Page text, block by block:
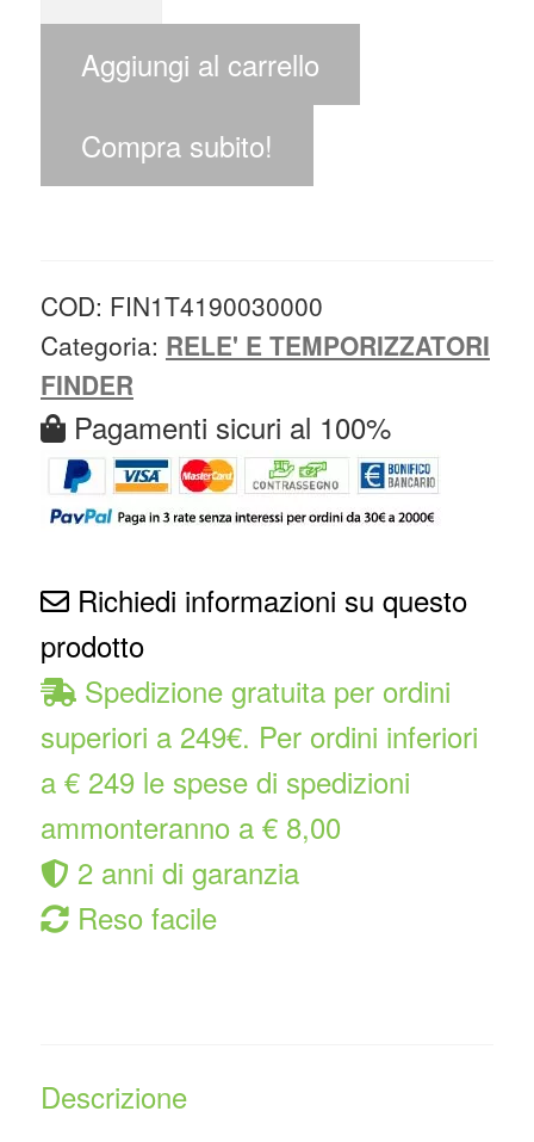
Aggiungi al carrello
Compra subito!
COD: FIN1T4190030000
Categoria: RELE' E TEMPORIZZATORI
FINDER
Pagamenti sicuri al 100%
Richiedi informazioni su questo
prodotto
Spedizione gratuita per ordini
superiori a 249€. Per ordini inferiori
a € 249 le spese di spedizioni
ammonteranno a € 8,00
2 anni di garanzia
Reso facile
Descrizione